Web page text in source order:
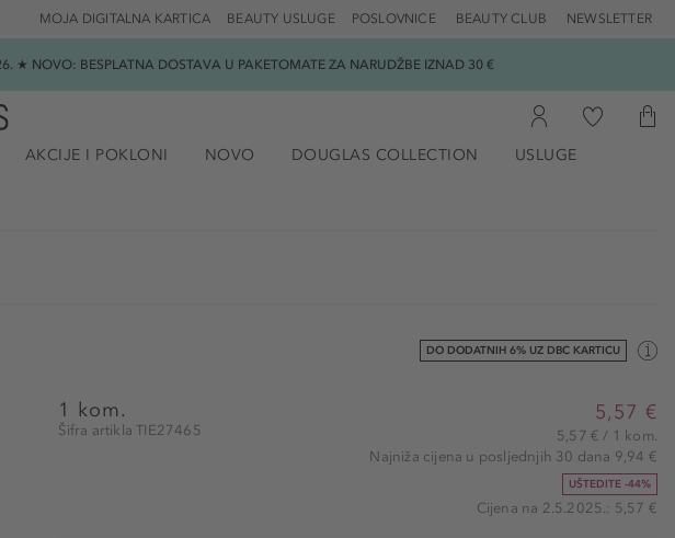
POSLOVNICE BEAUTY CLUB NEWSLETTER
BEAUTY USLUGE
MOJA DIGITALNA KARTICA
★ NOVO: BESPLATNA DOSTAVA U PAKETOMATE ZA NARUDŽBE IZNAD 30 €
AKCIJE I POKLONI NOVO DOUGLAS COLLECTION USLUGE
DO DODATNIH 6% UZ DBC KARTICU
1 kom.
Šifra artikla TIE27465
5,57 €
5,57 € / 1 kom.
Najniža cijena u posljednjih 30 dana 9,94 €
UŠTEDITE -44%
Cijena na 2.5.2025.: 5,57 €